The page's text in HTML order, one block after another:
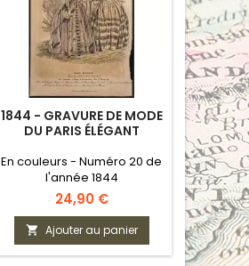
1844 - GRAVURE DE MODE
DU PARIS ÉLÉGANT
En couleurs - Numéro 20 de
l'année 1844
Prix
24,90 €
 Ajouter au panier